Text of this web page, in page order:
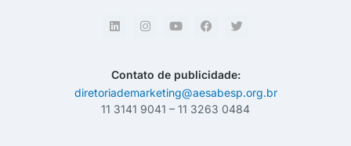
Contato de publicidade:
diretoriademarketing@aesabesp.org.br
11 3141 9041 – 11 3263 0484